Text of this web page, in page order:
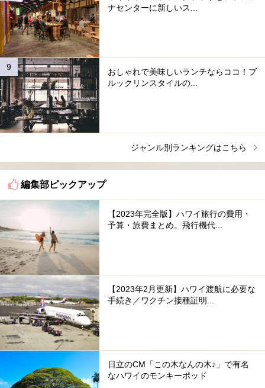
ナセンターに新しいス...
おしゃれで美味しいランチならココ！ブ
ルックリンスタイルの...
ジャンル別ランキングはこちら
編集部ピックアップ
【2023年完全版】ハワイ旅行の費用・
予算・旅費まとめ。飛行機代...
【2023年2月更新】ハワイ渡航に必要な
手続き／ワクチン接種証明...
日立のCM「この木なんの木♪」で有名
なハワイのモンキーポッド